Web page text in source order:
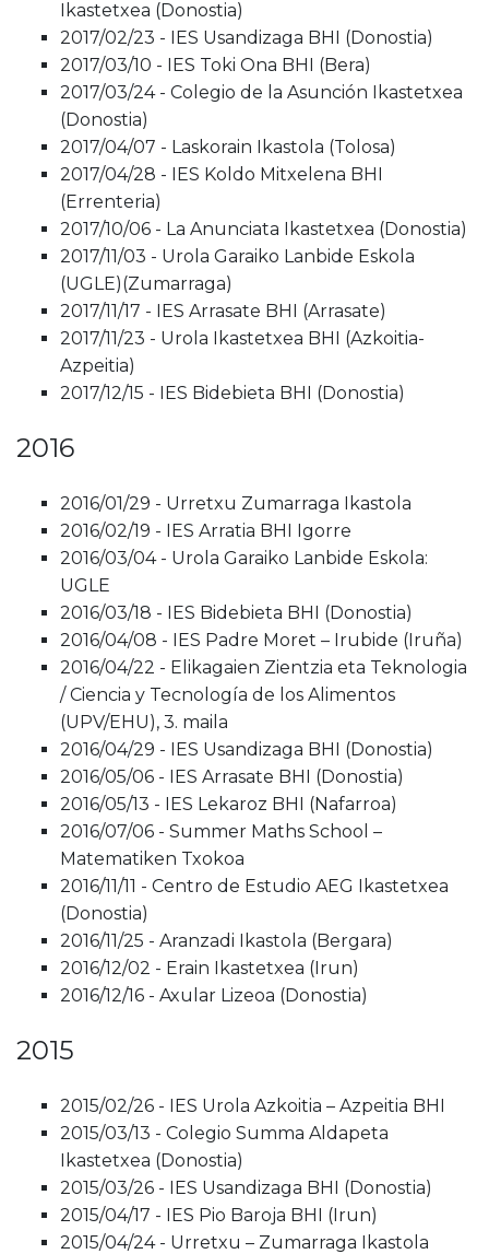
Ikastetxea (Donostia)
2017/02/23 - IES Usandizaga BHI (Donostia)
2017/03/10 - IES Toki Ona BHI (Bera)
2017/03/24 - Colegio de la Asunción Ikastetxea
(Donostia)
2017/04/07 - Laskorain Ikastola (Tolosa)
2017/04/28 - IES Koldo Mitxelena BHI
(Errenteria)
2017/10/06 - La Anunciata Ikastetxea (Donostia)
2017/11/03 - Urola Garaiko Lanbide Eskola
(UGLE)(Zumarraga)
2017/11/17 - IES Arrasate BHI (Arrasate)
2017/11/23 - Urola Ikastetxea BHI (Azkoitia-
Azpeitia)
2017/12/15 - IES Bidebieta BHI (Donostia)
2016
2016/01/29 - Urretxu Zumarraga Ikastola
2016/02/19 - IES Arratia BHI Igorre
2016/03/04 - Urola Garaiko Lanbide Eskola:
UGLE
2016/03/18 - IES Bidebieta BHI (Donostia)
2016/04/08 - IES Padre Moret – Irubide (Iruña)
2016/04/22 - Elikagaien Zientzia eta Teknologia
/ Ciencia y Tecnología de los Alimentos
(UPV/EHU), 3. maila
2016/04/29 - IES Usandizaga BHI (Donostia)
2016/05/06 - IES Arrasate BHI (Donostia)
2016/05/13 - IES Lekaroz BHI (Nafarroa)
2016/07/06 - Summer Maths School –
Matematiken Txokoa
2016/11/11 - Centro de Estudio AEG Ikastetxea
(Donostia)
2016/11/25 - Aranzadi Ikastola (Bergara)
2016/12/02 - Erain Ikastetxea (Irun)
2016/12/16 - Axular Lizeoa (Donostia)
2015
2015/02/26 - IES Urola Azkoitia – Azpeitia BHI
2015/03/13 - Colegio Summa Aldapeta
Ikastetxea (Donostia)
2015/03/26 - IES Usandizaga BHI (Donostia)
2015/04/17 - IES Pio Baroja BHI (Irun)
2015/04/24 - Urretxu – Zumarraga Ikastola